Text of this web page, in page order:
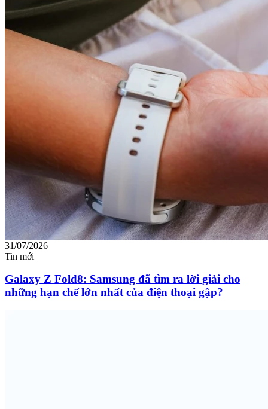
31/07/2026
Tin mới
Galaxy Z Fold8: Samsung đã tìm ra lời giải cho
những hạn chế lớn nhất của điện thoại gập?